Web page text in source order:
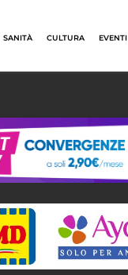
SANITÀ CULTURA EVENTI